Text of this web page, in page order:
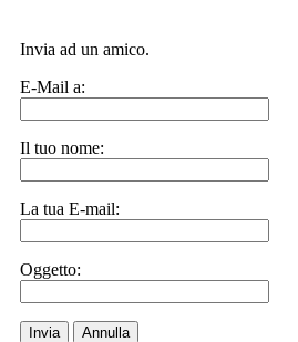
Invia ad un amico.
E-Mail a:
Il tuo nome:
La tua E-mail:
Oggetto:
Invia Annulla